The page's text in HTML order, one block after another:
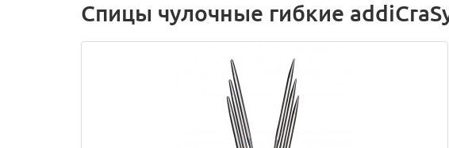
Спицы чулочные гибкие